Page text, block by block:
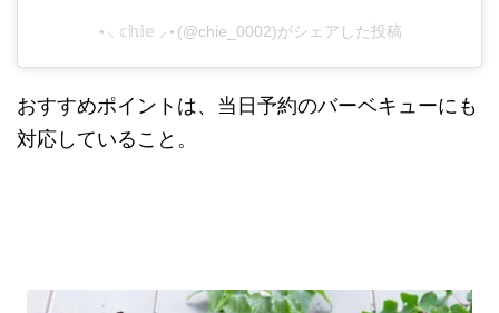
⋆⸜ 𝕔𝕙𝕚𝕖 ⸝⋆(@chie_0002)がシェアした投稿
おすすめポイントは、当日予約のバーベキューにも
対応していること。